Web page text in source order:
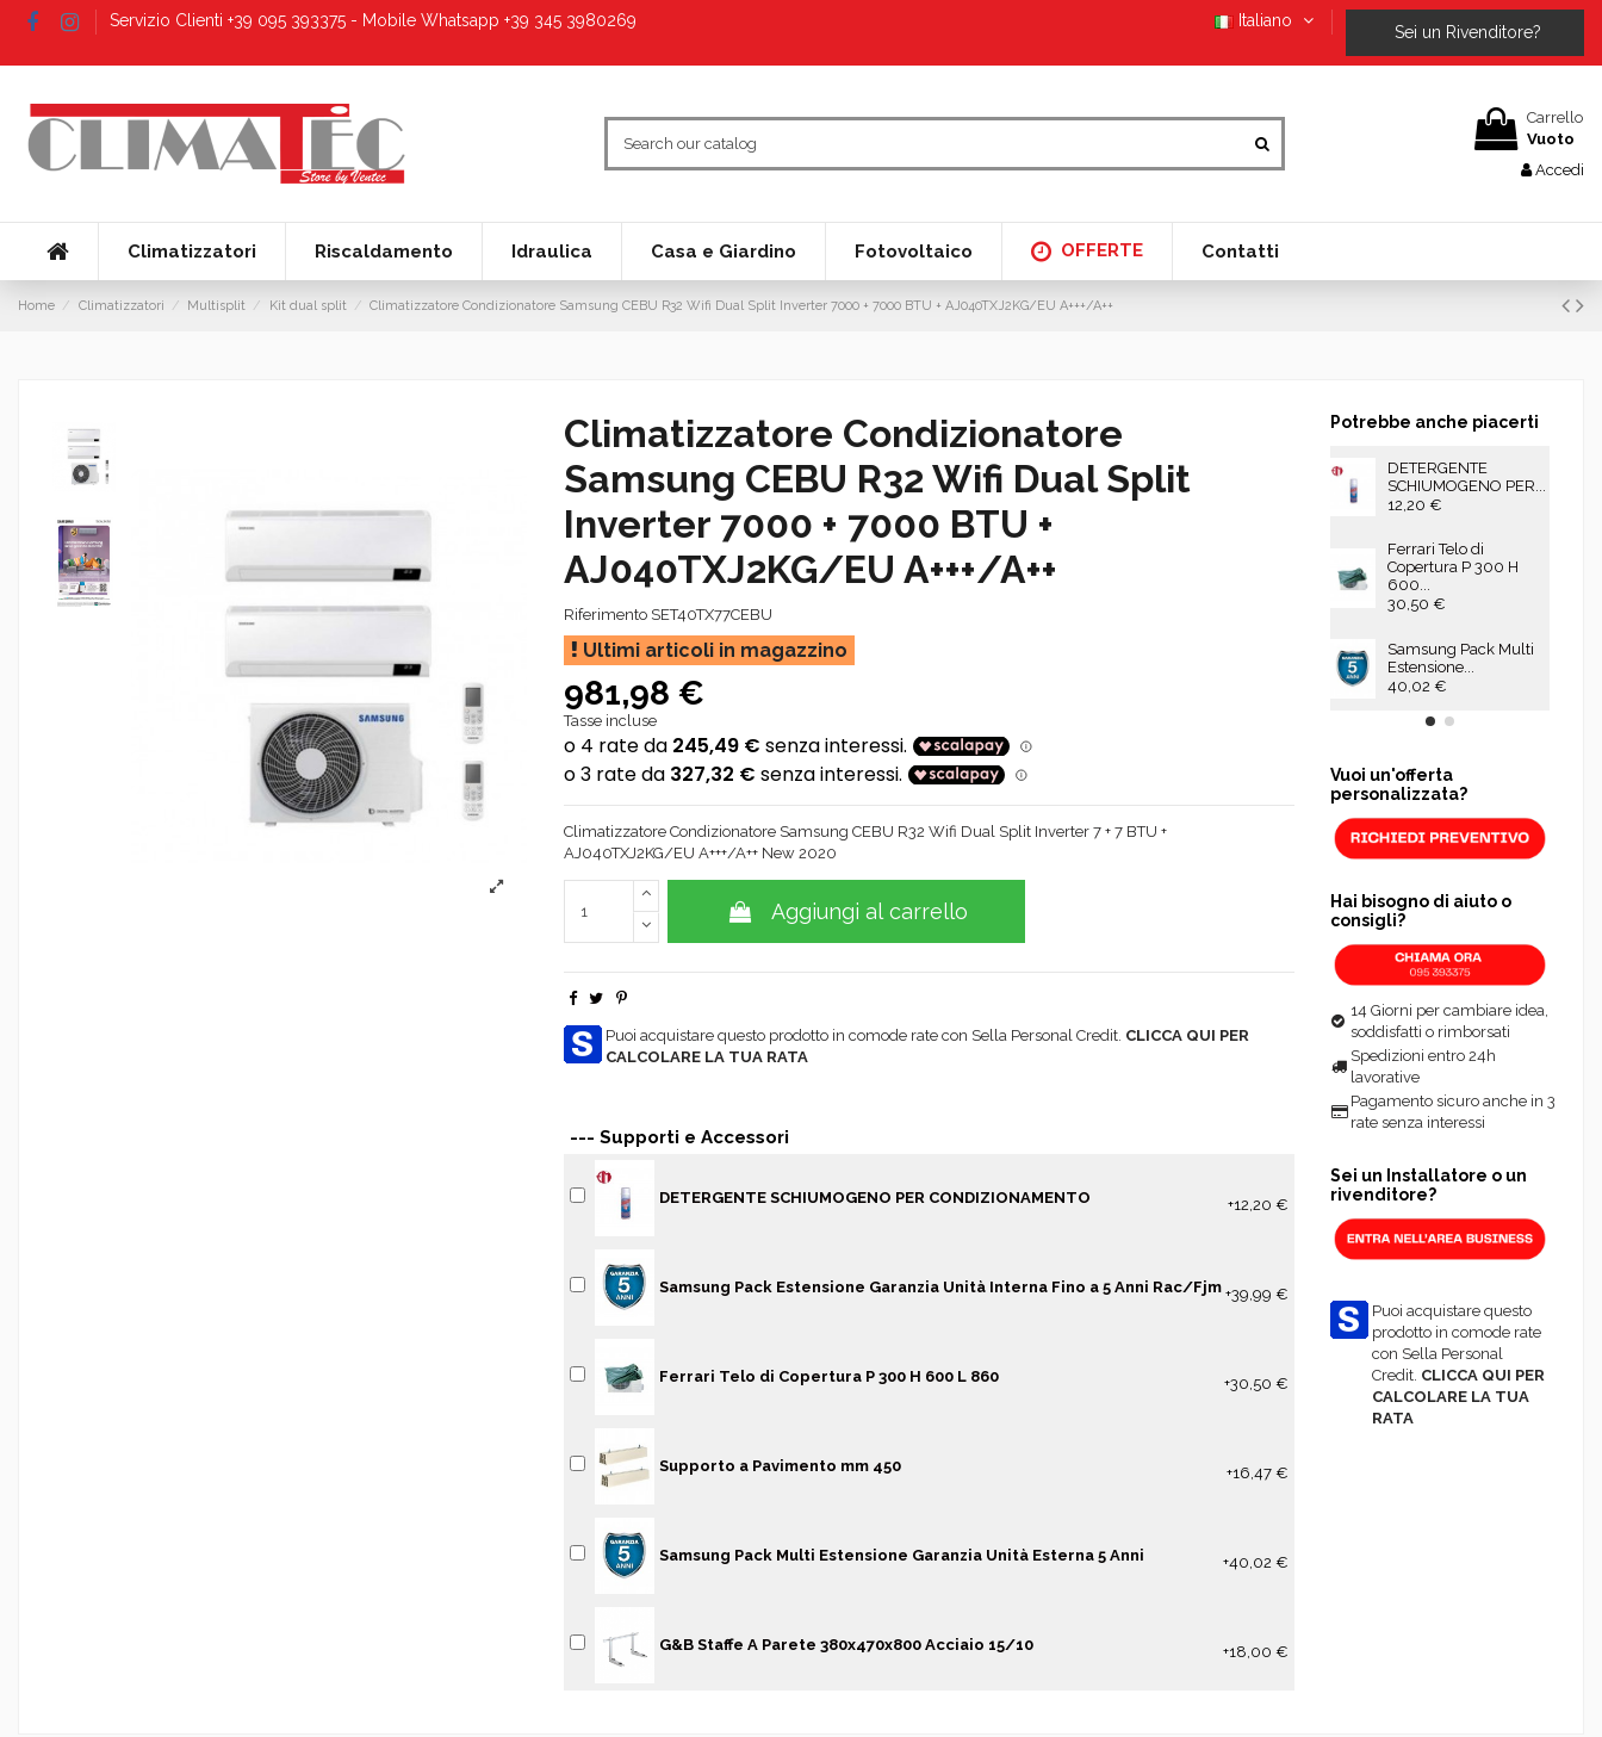
Servizio Clienti +39 095 393375 - Mobile Whatsapp +39 345 3980269 Italiano
Sei un Rivenditore?
Carrello
Vuoto
Accedi
Climatizzatori Riscaldamento Idraulica Casa e Giardino Fotovoltaico OFFERTE Contatti
Home Climatizzatori Multisplit Kit dual split Climatizzatore Condizionatore Samsung CEBU R32 Wifi Dual Split Inverter 7000 + 7000 BTU + AJ040TXJ2KG/EU A+++/A++
Climatizzatore Condizionatore
Samsung CEBU R32 Wifi Dual Split
Inverter 7000 + 7000 BTU +
AJ040TXJ2KG/EU A+++/A++
Riferimento SET40TX77CEBU
Ultimi articoli in magazzino
981,98 €
Tasse incluse
Climatizzatore Condizionatore Samsung CEBU R32 Wifi Dual Split Inverter 7 + 7 BTU +
AJ040TXJ2KG/EU A+++/A++ New 2020
Aggiungi al carrello
Puoi acquistare questo prodotto in comode rate con Sella Personal Credit. CLICCA QUI PER
CALCOLARE LA TUA RATA
--- Supporti e Accessori
DETERGENTE SCHIUMOGENO PER CONDIZIONAMENTO +12,20 €
Samsung Pack Estensione Garanzia Unità Interna Fino a 5 Anni Rac/Fjm +39,99 €
Ferrari Telo di Copertura P 300 H 600 L 860 +30,50 €
Supporto a Pavimento mm 450 +16,47 €
Samsung Pack Multi Estensione Garanzia Unità Esterna 5 Anni +40,02 €
G&B Staffe A Parete 380x470x800 Acciaio 15/10 +18,00 €
Potrebbe anche piacerti
DETERGENTE
SCHIUMOGENO PER...
12,20 €
Ferrari Telo di
Copertura P 300 H
600...
30,50 €
Samsung Pack Multi
Estensione...
40,02 €
Vuoi un'offerta
personalizzata?
Hai bisogno di aiuto o
consigli?
14 Giorni per cambiare idea,
soddisfatti o rimborsati
Spedizioni entro 24h
lavorative
Pagamento sicuro anche in 3
rate senza interessi
Sei un Installatore o un
rivenditore?
Puoi acquistare questo
prodotto in comode rate
con Sella Personal
Credit. CLICCA QUI PER
CALCOLARE LA TUA
RATA